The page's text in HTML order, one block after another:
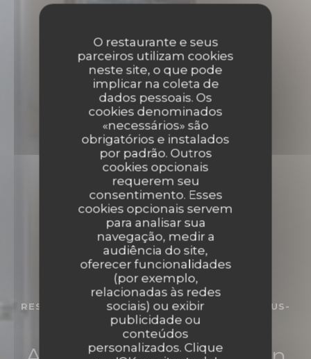
O restaurante e seus
parceiros utilizam cookies
neste site, o que pode
implicar na coleta de
dados pessoais. Os
cookies denominados
«necessários» são
obrigatórios e instalados
por padrão. Outros
cookies opcionais
requerem seu
consentimento. Esses
cookies opcionais servem
para analisar sua
navegação, medir a
audiência do site,
oferecer funcionalidades
(por exemplo,
relacionadas às redes
sociais) ou exibir
publicidade ou
conteúdos
personalizados. Clique
RESTAURANTE TRADICIONAL• LA-FERTÉ-SOUS-
JOUARRE